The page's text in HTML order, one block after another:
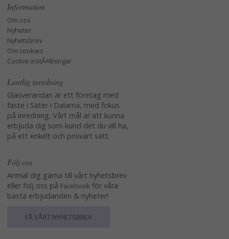
Information
Om oss
Nyheter
Nyhetsbrev
Om cookies
Cookie instÃ¤llningar
Lantlig inredning
Glasverandan är ett företag med
fäste i Säter i Dalarna, med fokus
på inredning. Vårt mål är att kunna
erbjuda dig som kund det du vill ha,
på ett enkelt och prisvärt sätt.
Följ oss
Anmäl dig gärna till vårt nyhetsbrev
eller följ oss på Facebook för våra
bästa erbjudanden & nyheter!
FÅ VÅRT NYHETSBREV